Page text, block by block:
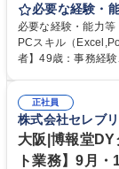
事務所内での事務
【年収補足】532万
実績） ＋管理業務
人社計画研究所社の
無/年休123日
必要な経験・
必要な経験・能力等
PCスキル（Excel,PowerPoint,Word
者】49歳：事務経験、32
得出来ております！
を一律支給！ ■管理業務主任者資格取得後には50,000円/月の手当あり！
学歴・資格 学歴：
一種運転免許普通自
正社員
株式会社セレブ
大阪|博報堂
ト業務】9月